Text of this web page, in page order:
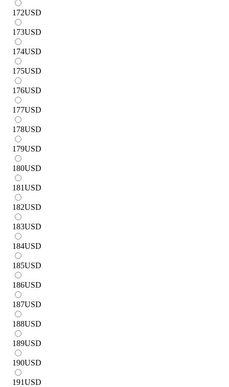
172USD
173USD
174USD
175USD
176USD
177USD
178USD
179USD
180USD
181USD
182USD
183USD
184USD
185USD
186USD
187USD
188USD
189USD
190USD
191USD